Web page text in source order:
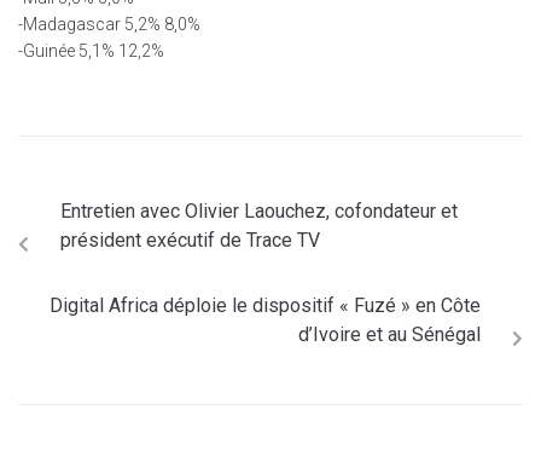
-Madagascar 5,2% 8,0%
-Guinée 5,1% 12,2%
Entretien avec Olivier Laouchez, cofondateur et
président exécutif de Trace TV
Digital Africa déploie le dispositif « Fuzé » en Côte
d’Ivoire et au Sénégal